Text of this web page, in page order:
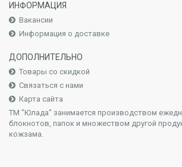
ИНФОРМАЦИЯ
Вакансии
Информация о доставке
ДОПОЛНИТЕЛЬНО
Товары со скидкой
Связаться с нами
Карта сайта
ТМ "Юлада" занимается производством
блокнотов, папок и множеством другой
кожзама.